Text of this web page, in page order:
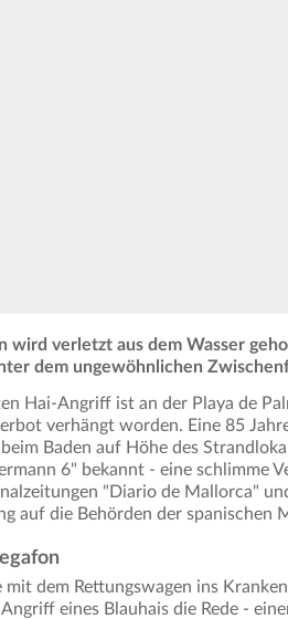
wird verletzt aus dem Wasser
dem ungewöhnlichen
Hai-Angriff ist an der Playa de
verhängt worden. Eine 85
Baden auf Höhe des
6" bekannt - eine schlimme
"Diario de Mallorca"
auf die Behörden der spanischen
dem Rettungswagen ins
eines Blauhais die Rede -